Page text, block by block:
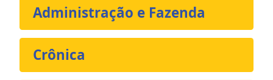
Administração e Fazenda
Crônica